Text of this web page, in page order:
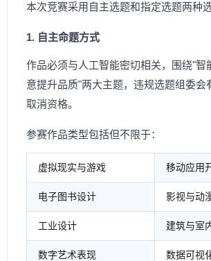
本次竞赛采用自主选题和指定选题两种选
1. 自主命题方式
作品必须与人工智能密切相关，围绕"智
意提升品质"两大主题，违规选题组委会
取消资格。
参赛作品类型包括但不限于：
虚拟现实与游戏 移动应用
电子图书设计 影视与动
工业设计 建筑与室
数字艺术表现 数据可视